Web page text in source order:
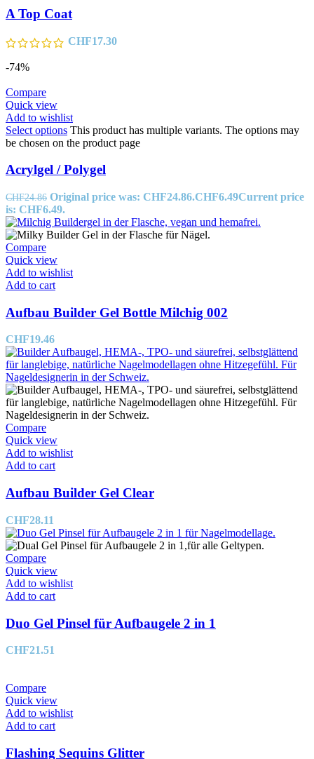
A Top Coat
CHF17.30
-74%
Compare
Quick view
Add to wishlist
Select options This product has multiple variants. The options may
be chosen on the product page
Acrylgel / Polygel
CHF24.86 Original price was: CHF24.86.CHF6.49Current price
is: CHF6.49.
Compare
Quick view
Add to wishlist
Add to cart
Aufbau Builder Gel Bottle Milchig 002
CHF19.46
Compare
Quick view
Add to wishlist
Add to cart
Aufbau Builder Gel Clear
CHF28.11
Compare
Quick view
Add to wishlist
Add to cart
Duo Gel Pinsel für Aufbaugele 2 in 1
CHF21.51
Compare
Quick view
Add to wishlist
Add to cart
Flashing Sequins Glitter